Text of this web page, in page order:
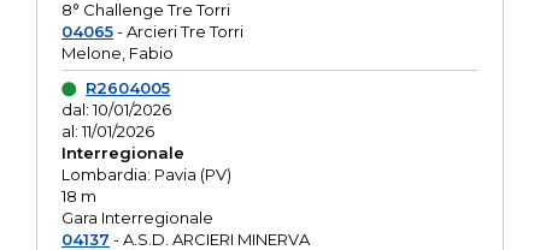
8° Challenge Tre Torri
04065- Arcieri Tre Torri
Melone, Fabio
R2604005
dal: 10/01/2026
al: 11/01/2026
Interregionale
Lombardia: Pavia (PV)
18 m
Gara Interregionale
04137 - A.S.D. ARCIERI MINERVA